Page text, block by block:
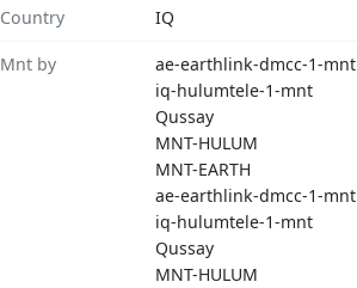
Country IQ
Mnt by
ae-earthlink-dmcc-1-mnt
iq-hulumtele-1-mnt
Qussay
MNT-HULUM
MNT-EARTH
ae-earthlink-dmcc-1-mnt
iq-hulumtele-1-mnt
Qussay
MNT-HULUM